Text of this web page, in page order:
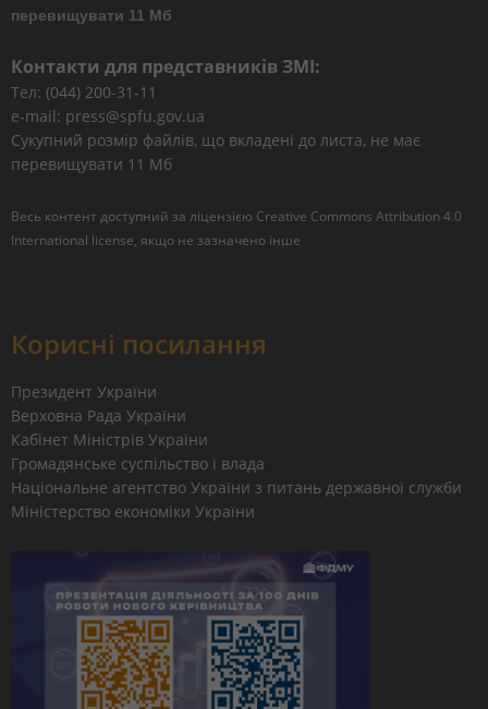
перевищувати 11 Мб
Контакти для представників ЗМІ:
Тел: (044) 200-31-11
e-mail: press@spfu.gov.ua
Сукупний розмір файлів, що вкладені до листа, не має
перевищувати 11 Мб
Весь контент доступний за ліцензією Creative Commons Attribution 4.0
International license, якщо не зазначено інше
Корисні посилання
Президент України
Верховна Рада України
Кабінет Міністрів України
Громадянське суспільство і влада
Національне агентство України з питань державної служби
Міністерство економіки України